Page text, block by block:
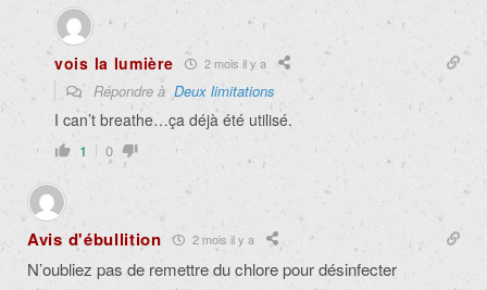
vois la lumière 2 mois il y a
Répondre à Deux limitations
I can’t breathe…ça déjà été utilisé.
1 0
Avis d'ébullition 2 mois il y a
N’oubliez pas de remettre du chlore pour désinfecter